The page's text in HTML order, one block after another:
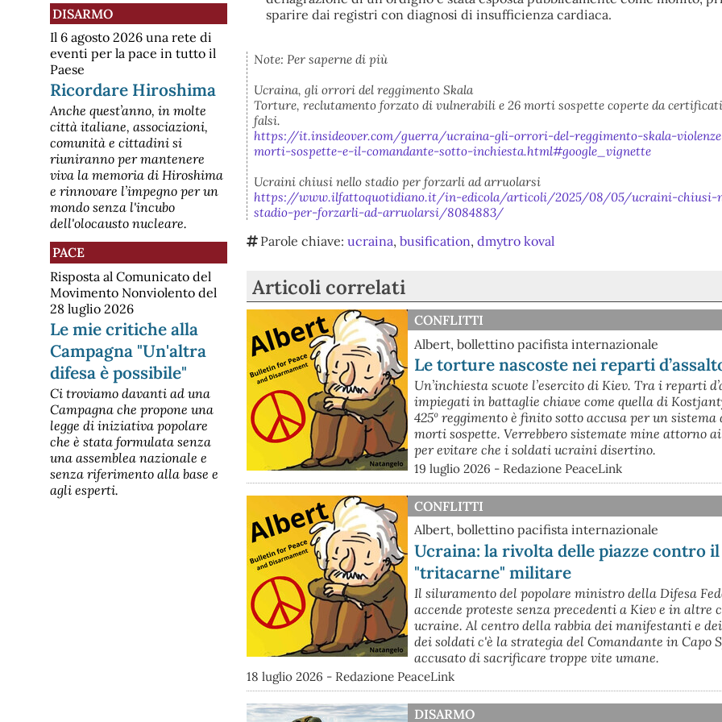
DISARMO
Il 6 agosto 2026 una rete di
eventi per la pace in tutto il
Paese
Ricordare Hiroshima
Anche quest’anno, in molte
città italiane, associazioni,
comunità e cittadini si
riuniranno per mantenere
viva la memoria di Hiroshima
e rinnovare l’impegno per un
mondo senza l'incubo
dell'olocausto nucleare.
PACE
Risposta al Comunicato del
Movimento Nonviolento del
28 luglio 2026
Le mie critiche alla
Campagna "Un'altra
difesa è possibile"
Ci troviamo davanti ad una
Campagna che propone una
legge di iniziativa popolare
che è stata formulata senza
una assemblea nazionale e
senza riferimento alla base e
agli esperti.
sparire dai registri con diagnosi di insufficienza cardiaca.
Note: Per saperne di più
Ucraina, gli orrori del reggimento Skala
Torture, reclutamento forzato di vulnerabili e 26 morti sospette coperte da
falsi.
https://it.insideover.com/guerra/ucraina-gli-orrori-del-reggimento-skala-
morti-sospette-e-il-comandante-sotto-inchiesta.html#google_vignette
Ucraini chiusi nello stadio per forzarli ad arruolarsi
https://www.ilfattoquotidiano.it/in-edicola/articoli/2025/08/05/ucraini-chiusi-
stadio-per-forzarli-ad-arruolarsi/8084883/
Parole chiave:ucraina,busification,dmytro koval
Articoli correlati
CONFLITTI
Albert, bollettino pacifista internazionale
Le torture nascoste nei reparti
Un’inchiesta scuote l’esercito di Kiev. Tra i reparti
impiegati in battaglie chiave come quella di
425º reggimento è finito sotto accusa per un
morti sospette. Verrebbero sistemate mine attorno
per evitare che i soldati ucraini disertino.
19 luglio 2026 - Redazione PeaceLink
CONFLITTI
Albert, bollettino pacifista internazionale
Ucraina: la rivolta delle piazze contro il
"tritacarne" militare
Il siluramento del popolare ministro della Difesa
accende proteste senza precedenti a Kiev e in altre
ucraine. Al centro della rabbia dei manifestanti e
dei soldati c'è la strategia del Comandante in Capo
accusato di sacrificare troppe vite umane.
18 luglio 2026 - Redazione PeaceLink
DISARMO